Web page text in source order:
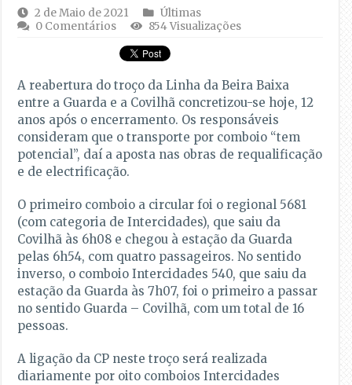
2 de Maio de 2021
Últimas
0 Comentários
854 Visualizações
A reabertura do troço da Linha da Beira Baixa
entre a Guarda e a Covilhã concretizou-se hoje, 12
anos após o encerramento. Os responsáveis
consideram que o transporte por comboio “tem
potencial”, daí a aposta nas obras de requalificação
e de electrificação.
O primeiro comboio a circular foi o regional 5681
(com categoria de Intercidades), que saiu da
Covilhã às 6h08 e chegou à estação da Guarda
pelas 6h54, com quatro passageiros. No sentido
inverso, o comboio Intercidades 540, que saiu da
estação da Guarda às 7h07, foi o primeiro a passar
no sentido Guarda – Covilhã, com um total de 16
pessoas.
A ligação da CP neste troço será realizada
diariamente por oito comboios Intercidades